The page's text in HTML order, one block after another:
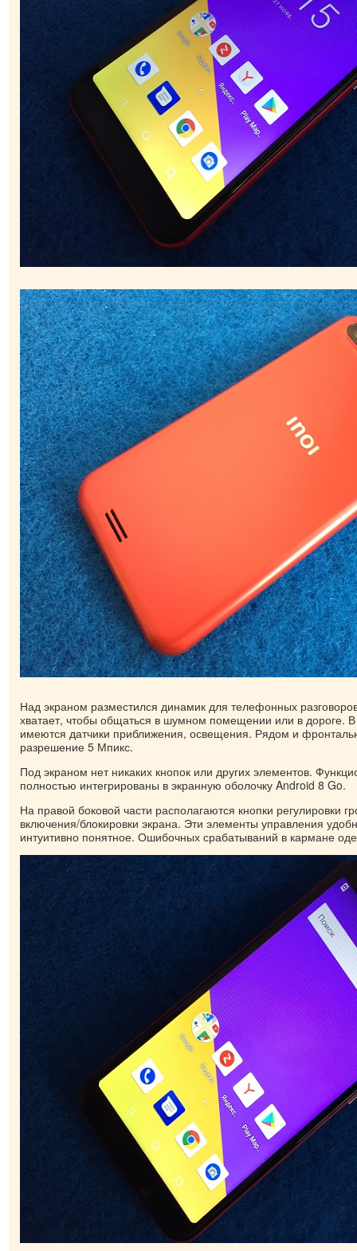
Над экраном разместился динамик для телефонных
хватает, чтобы общаться в шумном помещении или в дороге.
имеются датчики приближения, освещения. Рядом и
разрешение 5 Мпикс.
Под экраном нет никаких кнопок или других элементов.
полностью интегрированы в экранную оболочку Android 8 Go.
На правой боковой части располагаются кнопки регулировки
включения/блокировки экрана. Эти элементы управления
интуитивно понятное. Ошибочных срабатываний в кармане